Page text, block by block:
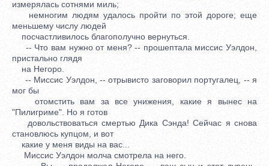
измерялась сотнями миль;
немногим людям удалось пройти по этой дороге; еще
меньшему числу людей
посчастливилось благополучно вернуться.
-- Что вам нужно от меня? -- прошептала миссис Уэлдон,
пристально глядя
на Негоро.
-- Миссис Уэлдон, -- отрывисто заговорил португалец, -- я
мог бы
отомстить вам за все унижения, какие я вынес на
"Пилигриме". Но я готов
довольствоваться смертью Дика Сэнда! Сейчас я снова
становлюсь купцом, и вот
какие у меня виды на вас...
Миссис Уэлдон молча смотрела на него.